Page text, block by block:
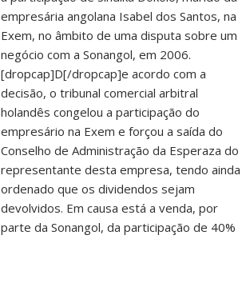
empresária angolana Isabel dos Santos, na
Exem, no âmbito de uma disputa sobre um
negócio com a Sonangol, em 2006.
[dropcap]D[/dropcap]e acordo com a
decisão, o tribunal comercial arbitral
holandês congelou a participação do
empresário na Exem e forçou a saída do
Conselho de Administração da Esperaza do
representante desta empresa, tendo ainda
ordenado que os dividendos sejam
devolvidos. Em causa está a venda, por
parte da Sonangol, da participação de 40%